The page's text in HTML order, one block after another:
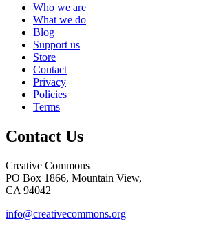
Who we are
What we do
Blog
Support us
Store
Contact
Privacy
Policies
Terms
Contact Us
Creative Commons
PO Box 1866, Mountain View,
CA 94042
info@creativecommons.org